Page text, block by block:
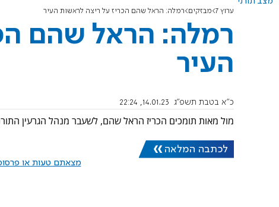
ערוץ 7 מבזקים רמלה: הראל שהם הכריז על ריצה לראשות העיר
רמלה: הראל שהם
העיר
כ"א בטבת תשפ"ג 14.01.23, 22:24
מול מאות תומכים הכריז הראל שהם, לשעבר מנהל הגרעין
לכתבה המלאה
מצאתם טעות או